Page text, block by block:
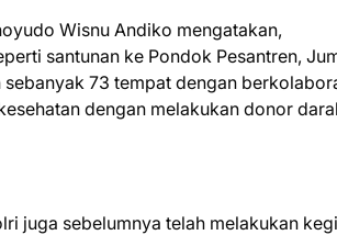
Wisnu Andiko mengatakan,
santunan ke Pondok Pesantren,
73 tempat dengan
dengan melakukan donor
juga sebelumnya telah melakukan